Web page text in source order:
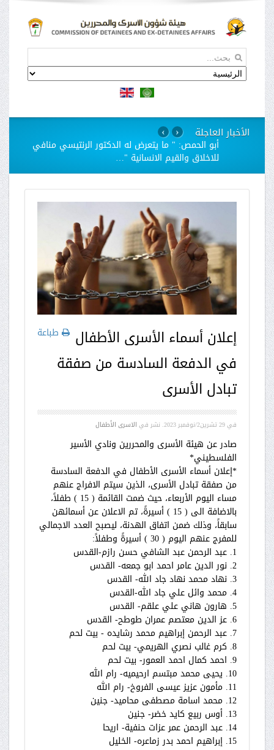
الأخبار العاجلة
استمرار مسلسل الانتهاكات بحق الاسيرات في سجن
"الدامون"
› ‹
طباعة
إعلان أسماء الأسرى الأطفال
في الدفعة السادسة من صفقة
تبادل الأسرى
في29 تشرين2/نوفمبر 2023 . نشر في الاسرى الأطفال
صادر عن هيئة الأسرى والمحررين ونادي الأسير
الفلسطيني*
*إعلان أسماء الأسرى الأطفال في الدفعة السادسة
من صفقة تبادل الأسرى، الذين سيتم الافراج عنهم
مساء اليوم الأربعاء، حيث ضمت القائمة ( 15 ) طفلاً،
بالاضافة الى ( 15 ) أسيرةً، تم الاعلان عن أسمائهن
سابقاً، وذلك ضمن اتفاق الهدنة، ليصبح العدد الاجمالي
للمفرج عنهم اليوم ( 30 ) أسيرةً وطفلاً:
1. عبد الرحمن عبد الشافي حسن رازم-القدس
2. نور الدين عامر احمد ابو جمعه- القدس
3. نهاد محمد نهاد جاد الله- القدس
4. محمد وائل علي جاد الله-القدس
5. هارون هاني علي علقم- القدس
6. عز الدين معتصم عمران طوطح- القدس
7. عبد الرحمن إبراهيم محمد رشايده - بيت لحم
8. كرم غالب نصري الهريمي- بيت لحم
9. احمد كمال احمد العمور- بيت لحم
10. يحيى محمد مبتسم ارحيميه- رام الله
11. مأمون عزيز عيسى الفروخ- رام الله
12. محمد اسامة مصطفى محاميد- جنين
13. أوس ربيع كايد خضر- جنين
14. عبد الرحمن عمر عزات حنفية- اريحا
15. إبراهيم احمد بدر زماعره- الخليل